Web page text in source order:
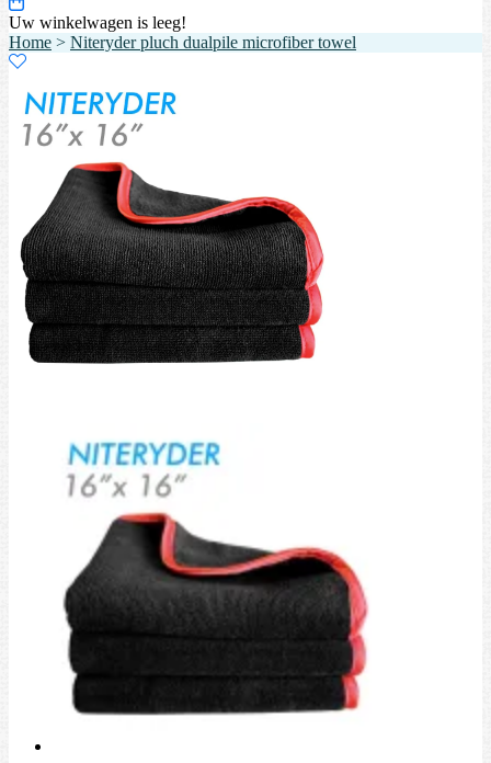
Uw winkelwagen is leeg!
Home > Niteryder pluch dualpile microfiber towel